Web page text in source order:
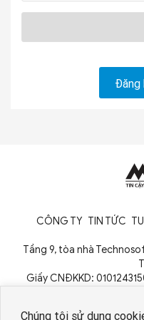
Chúng tôi sử dụng
CÔNG TY TIN TỨC
Tầng 9, tòa nhà
Giấy CNĐKKD: